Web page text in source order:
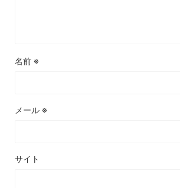
名前 ※
メール ※
サイト